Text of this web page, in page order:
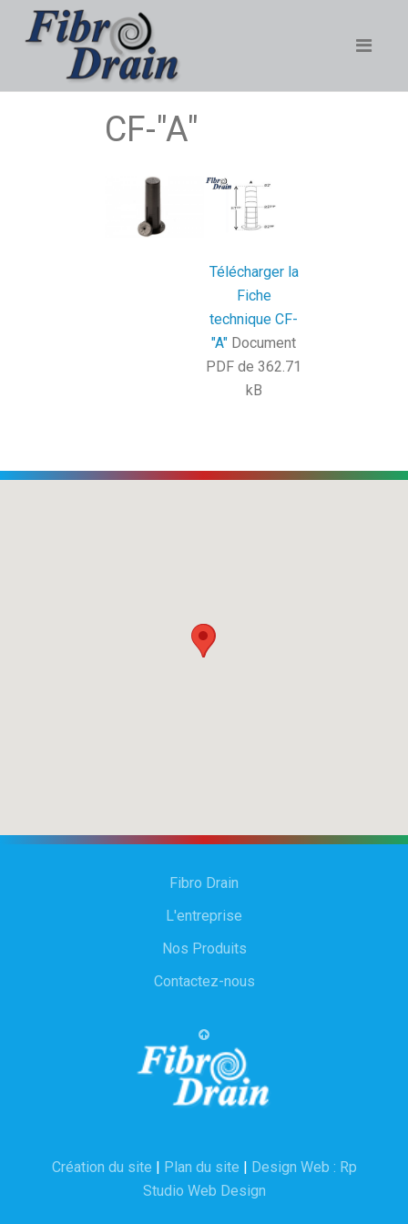
CF-"A"
Télécharger la
Fiche
technique CF-
"A" Document
PDF de 362.71
kB
Fibro Drain
L'entreprise
Nos Produits
Contactez-nous
Création du site | Plan du site | Design Web : Rp
Studio Web Design